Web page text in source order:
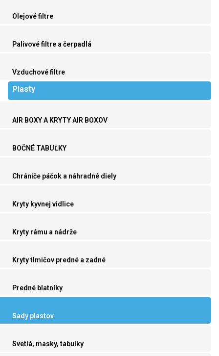
Olejové filtre
Palivové filtre a čerpadlá
Vzduchové filtre
Plasty
AIR BOXY A KRYTY AIR BOXOV
BOČNÉ TABUĽKY
Chrániče páčok a náhradné diely
Kryty kyvnej vidlice
Kryty rámu a nádrže
Kryty tlmičov predné a zadné
Predné blatníky
Sady plastov
Svetlá, masky, tabulky